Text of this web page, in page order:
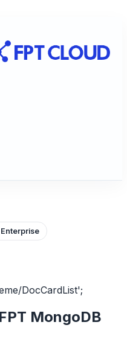
Enterprise
DocCardList';
MongoDB